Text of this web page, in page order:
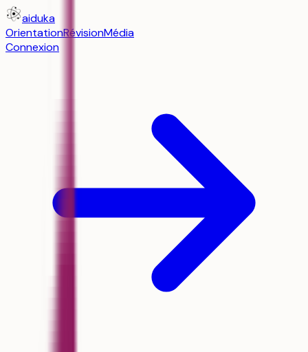
aiduka
OrientationRévisionMédia
Connexion